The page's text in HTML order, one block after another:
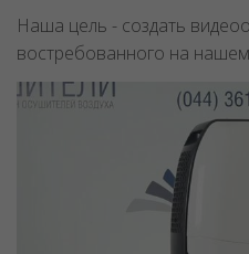
Наша цель - создать
востребованного на